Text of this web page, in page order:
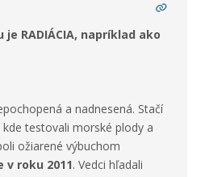
je RADIÁCIA, napríklad ako
a nadnesená. Stačí
testovali morské plody a
ožiarené výbuchom
v roku 2011. Vedci hľadali